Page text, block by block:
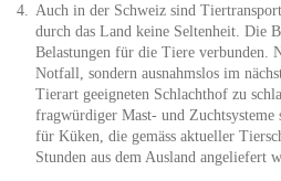
Auch in der Schweiz sind
durch das Land keine Seltenheit. Die
Belastungen für die Tiere verbunden.
Notfall, sondern ausnahmslos im
Tierart geeigneten Schlachthof zu
fragwürdiger Mast- und Zuchtsysteme
für Küken, die gemäss aktueller
Stunden aus dem Ausland angeliefert